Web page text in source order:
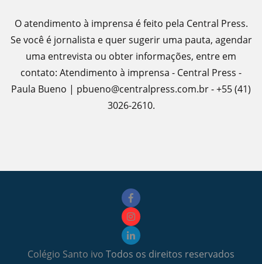
O atendimento à imprensa é feito pela Central Press.
Se você é jornalista e quer sugerir uma pauta, agendar
uma entrevista ou obter informações, entre em
contato: Atendimento à imprensa - Central Press -
Paula Bueno | pbueno@centralpress.com.br - +55 (41)
3026-2610.
Colégio Santo ivo Todos os direitos reservados